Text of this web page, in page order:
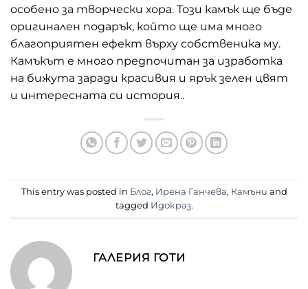
особено за творчески хора. Този камък ще бъде
оригинален подарък, който ще има много
благоприятен ефект върху собственика му.
Камъкът е много предпочитан за изработка
на бижута заради красивия и ярък зелен цвят
и интересната си история..
This entry was posted in Блог, Ирена Ганчева, Камъни and
tagged Идокраз.
ГАЛЕРИЯ ГОТИ